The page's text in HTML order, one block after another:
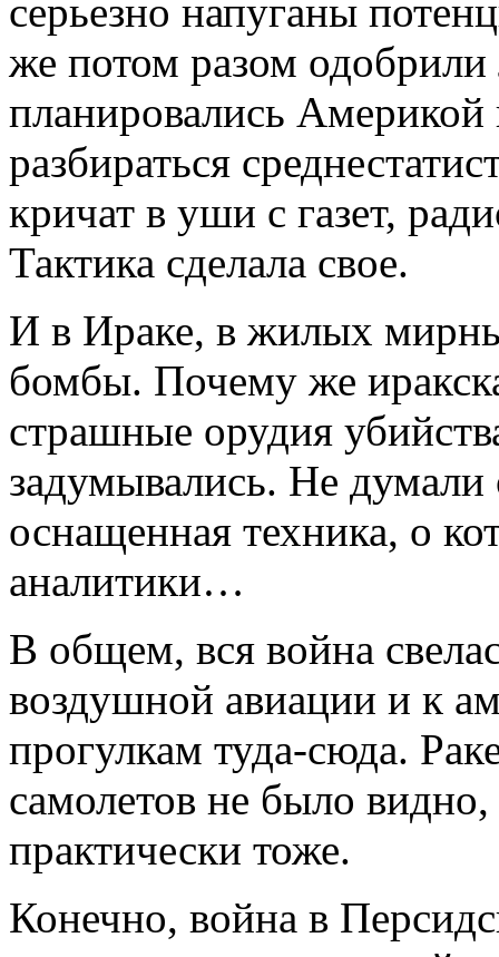
серьезно напуганы
же потом разом
планировались Америкой
разбираться
кричат в уши с газет,
Тактика сделала свое.
И в Ираке, в жилых
бомбы. Почему же
страшные орудия
задумывались. Не думали
оснащенная техника, о
аналитики…
В общем, вся война
воздушной авиации и к
прогулкам туда-сюда.
самолетов не было
практически тоже.
Конечно, война в